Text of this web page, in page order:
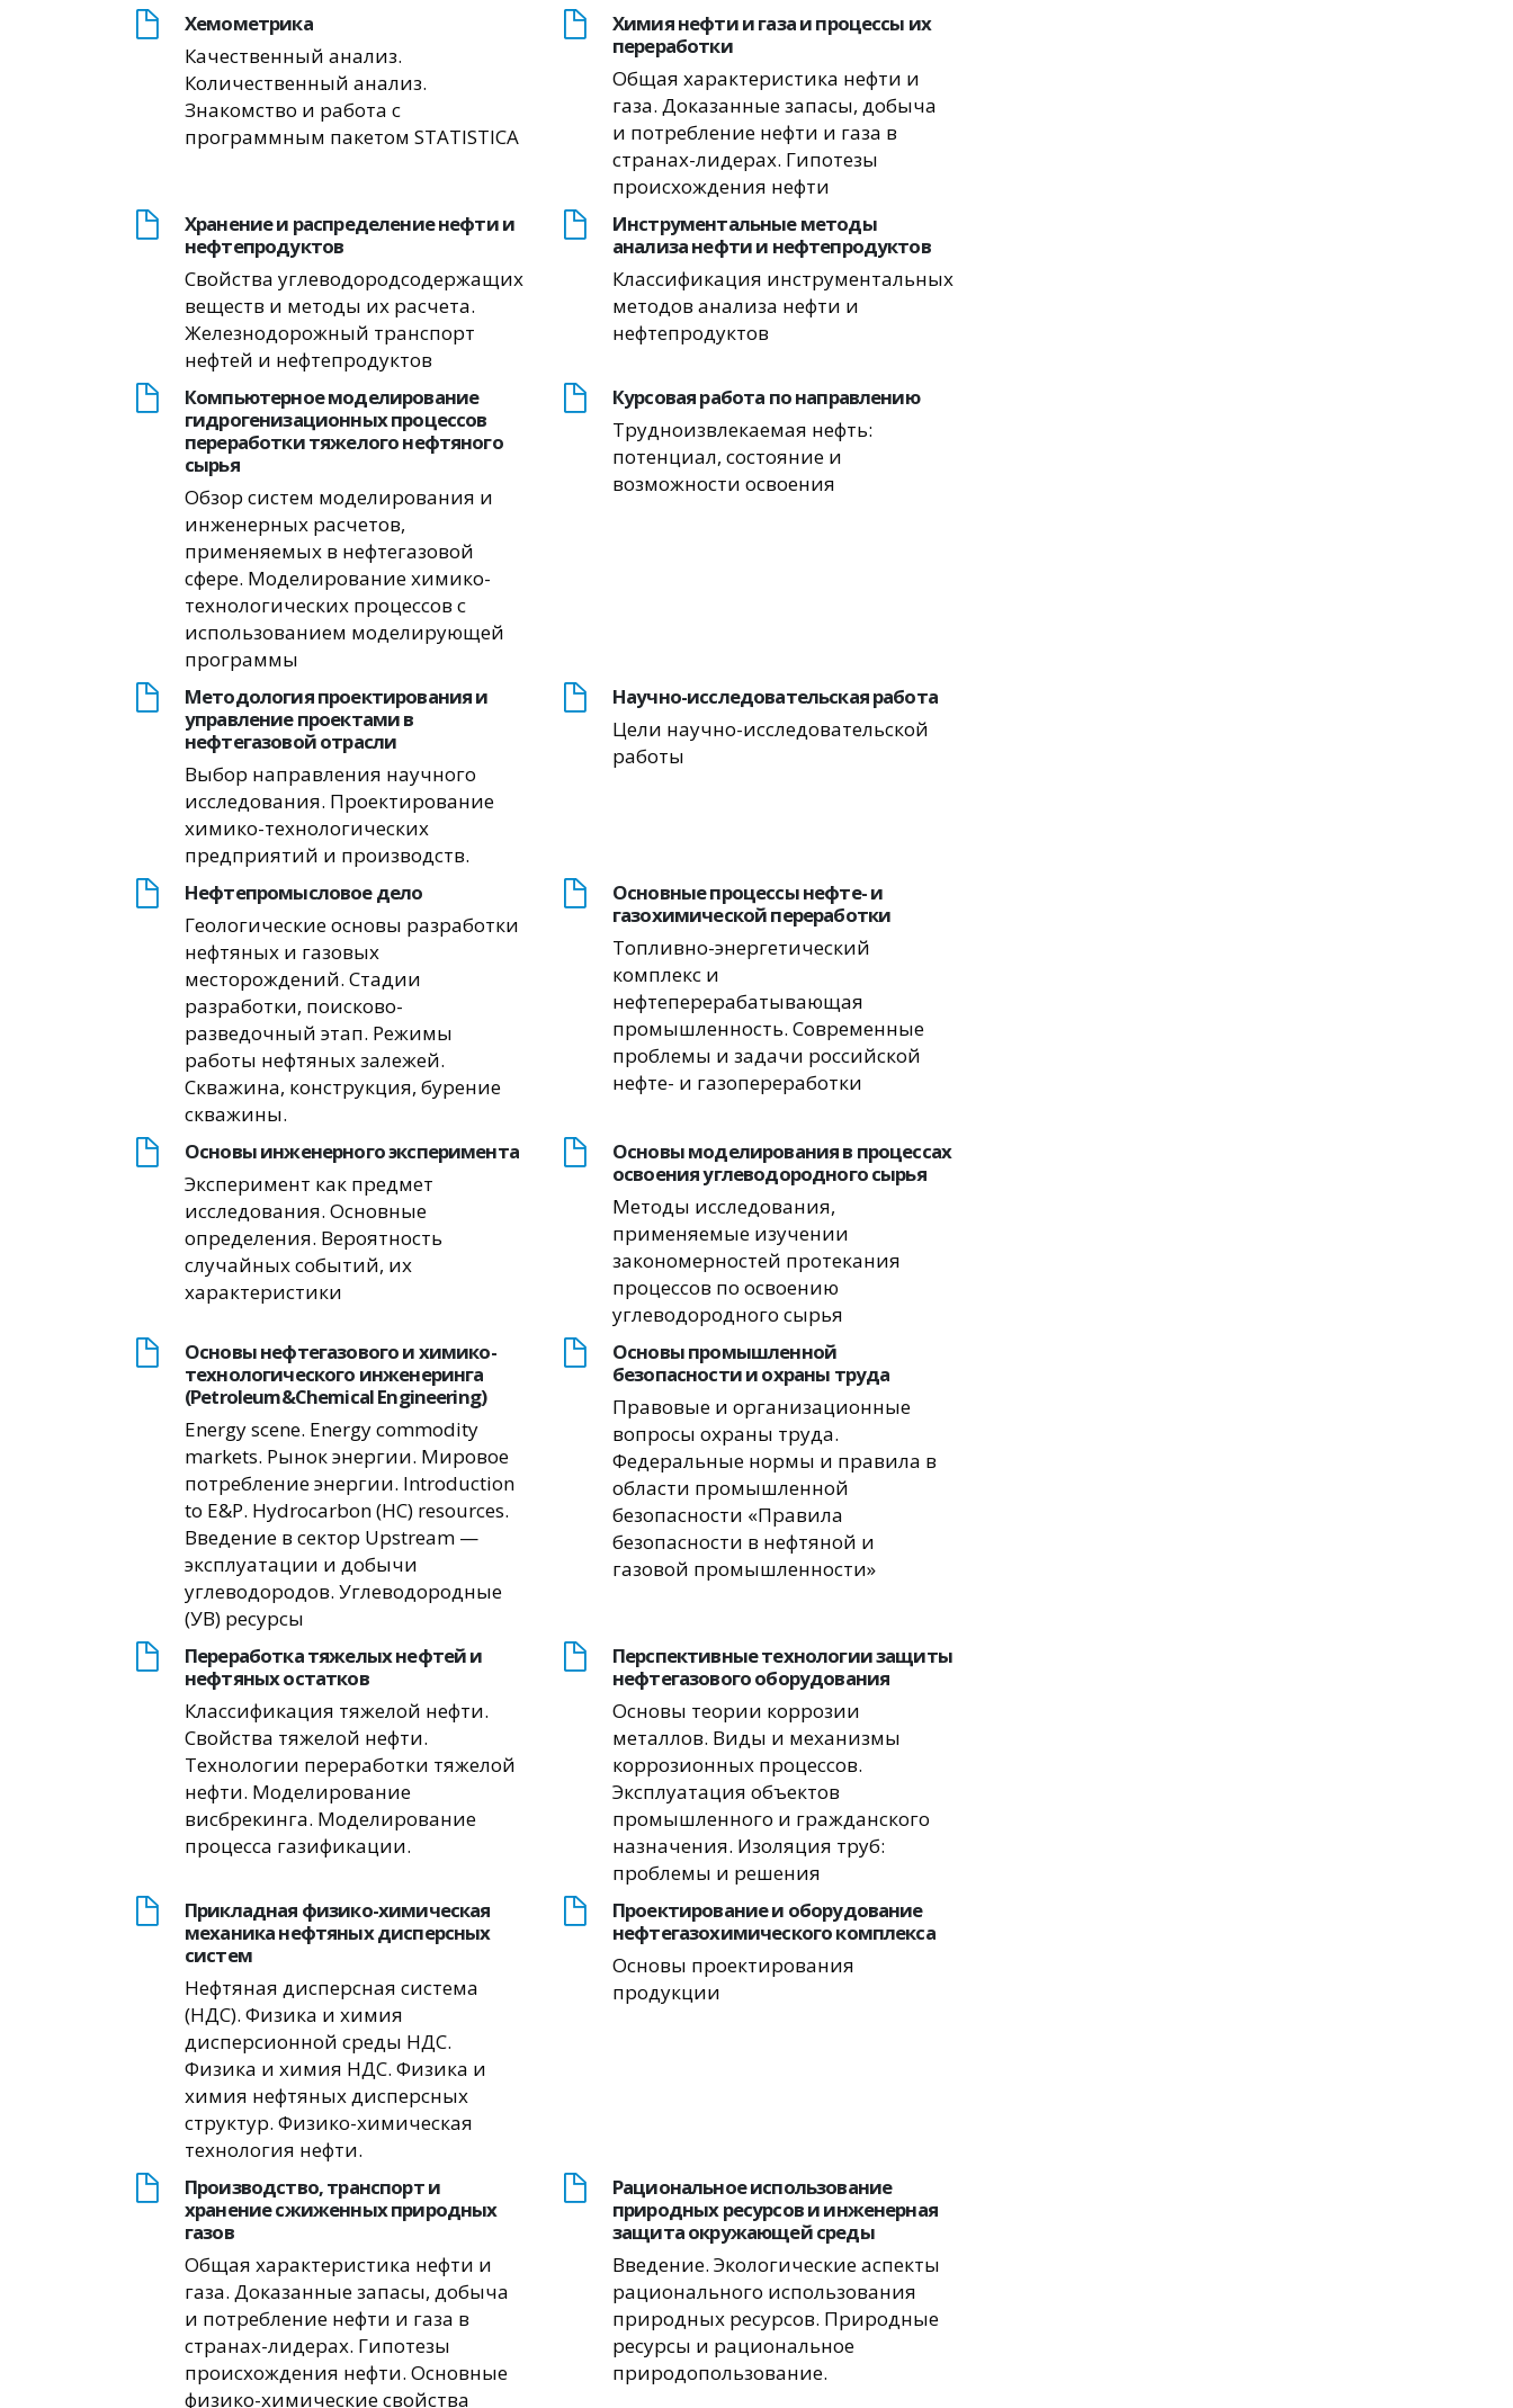
Хемометрика
Качественный анализ.
Количественный анализ.
Знакомство и работа с
программным пакетом STATISTICA
Химия нефти и газа и процессы их
переработки
Общая характеристика нефти и
газа. Доказанные запасы, добыча
и потребление нефти и газа в
странах-лидерах. Гипотезы
происхождения нефти
Хранение и распределение нефти и
нефтепродуктов
Свойства углеводородсодержащих
веществ и методы их расчета.
Железнодорожный транспорт
нефтей и нефтепродуктов
Инструментальные методы
анализа нефти и нефтепродуктов
Классификация инструментальных
методов анализа нефти и
нефтепродуктов
Компьютерное моделирование
гидрогенизационных процессов
переработки тяжелого нефтяного
сырья
Обзор систем моделирования и
инженерных расчетов,
применяемых в нефтегазовой
сфере. Моделирование химико-
технологических процессов с
использованием моделирующей
программы
Курсовая работа по направлению
Трудноизвлекаемая нефть:
потенциал, состояние и
возможности освоения
Методология проектирования и
управление проектами в
нефтегазовой отрасли
Выбор направления научного
исследования. Проектирование
химико-технологических
предприятий и производств.
Научно-исследовательская работа
Цели научно-исследовательской
работы
Нефтепромысловое дело
Геологические основы разработки
нефтяных и газовых
месторождений. Стадии
разработки, поисково-
разведочный этап. Режимы
работы нефтяных залежей.
Скважина, конструкция, бурение
скважины.
Основные процессы нефте- и
газохимической переработки
Топливно-энергетический
комплекс и
нефтеперерабатывающая
промышленность. Современные
проблемы и задачи российской
нефте- и газопереработки
Основы инженерного эксперимента
Эксперимент как предмет
исследования. Основные
определения. Вероятность
случайных событий, их
характеристики
Основы моделирования в процессах
освоения углеводородного сырья
Методы исследования,
применяемые изучении
закономерностей протекания
процессов по освоению
углеводородного сырья
Основы нефтегазового и химико-
технологического инженеринга
(Petroleum&Chemical Engineering)
Energy scene. Energy commodity
markets. Рынок энергии. Мировое
потребление энергии. Introduction
to E&P. Hydrocarbon (НС) resources.
Введение в сектор Upstream —
эксплуатации и добычи
углеводородов. Углеводородные
(УВ) ресурсы
Основы промышленной
безопасности и охраны труда
Правовые и организационные
вопросы охраны труда.
Федеральные нормы и правила в
области промышленной
безопасности «Правила
безопасности в нефтяной и
газовой промышленности»
Переработка тяжелых нефтей и
нефтяных остатков
Классификация тяжелой нефти.
Свойства тяжелой нефти.
Технологии переработки тяжелой
нефти. Моделирование
висбрекинга. Моделирование
процесса газификации.
Перспективные технологии защиты
нефтегазового оборудования
Основы теории коррозии
металлов. Виды и механизмы
коррозионных процессов.
Эксплуатация объектов
промышленного и гражданского
назначения. Изоляция труб:
проблемы и решения
Прикладная физико-химическая
механика нефтяных дисперсных
систем
Нефтяная дисперсная система
(НДС). Физика и химия
дисперсионной среды НДС.
Физика и химия НДС. Физика и
химия нефтяных дисперсных
структур. Физико-химическая
технология нефти.
Проектирование и оборудование
нефтегазохимического комплекса
Основы проектирования
продукции
Производство, транспорт и
хранение сжиженных природных
газов
Общая характеристика нефти и
газа. Доказанные запасы, добыча
и потребление нефти и газа в
странах-лидерах. Гипотезы
происхождения нефти. Основные
физико-химические свойства
Рациональное использование
природных ресурсов и инженерная
защита окружающей среды
Введение. Экологические аспекты
рационального использования
природных ресурсов. Природные
ресурсы и рациональное
природопользование.